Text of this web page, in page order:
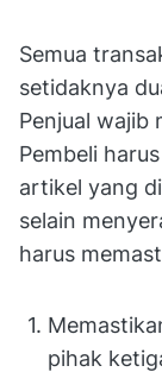
Semua
setidaknya
Penjual wajib
Pembeli
artikel yang
selain
harus
pihak